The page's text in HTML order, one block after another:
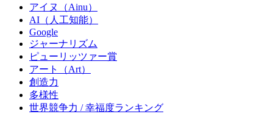
アイヌ（Ainu）
AI（人工知能）
Google
ジャーナリズム
ピューリッツァー賞
アート（Art）
創造力
多様性
世界競争力 / 幸福度ランキング